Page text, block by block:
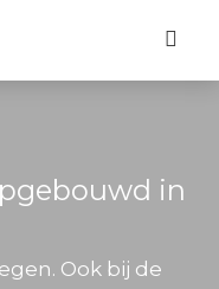
in
Ook bij de